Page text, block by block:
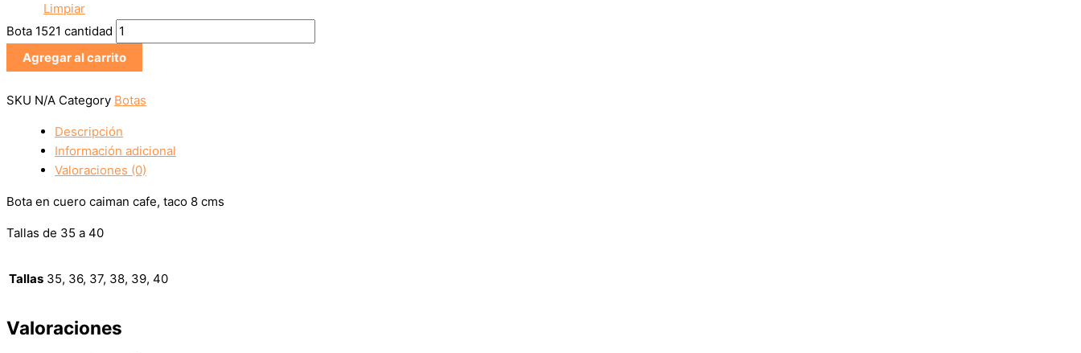
Limpiar
Bota 1521 cantidad
Agregar al carrito
SKU N/A Category Botas
Descripción
Información adicional
Valoraciones (0)
Bota en cuero caiman cafe, taco 8 cms
Tallas de 35 a 40
Tallas 35, 36, 37, 38, 39, 40
Valoraciones